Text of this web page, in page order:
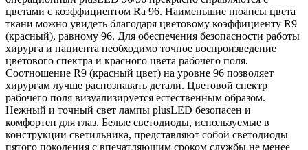
цветами с коэффициентом Ra 96. Наименьшие нюансы цвета
ткани можно увидеть благодаря цветовому коэффициенту R9
(красный), равному 96. Для обеспечения безопасности работы
хирурга и пациента необходимо точное воспроизведение
цветового спектра и красного цвета рабочего поля.
Соотношение R9 (красный цвет) на уровне 96 позволяет
хирургам лучше распознавать детали. Цветовой спектр
рабочего поля визуализируется естественным образом.
Нежный и точный свет лампы plusLED безопасен и
комфортен для глаз. Белые светодиоды, используемые в
конструкции светильника, представляют собой светодиоды
пятого поколения с впечатляющим сроком службы не менее